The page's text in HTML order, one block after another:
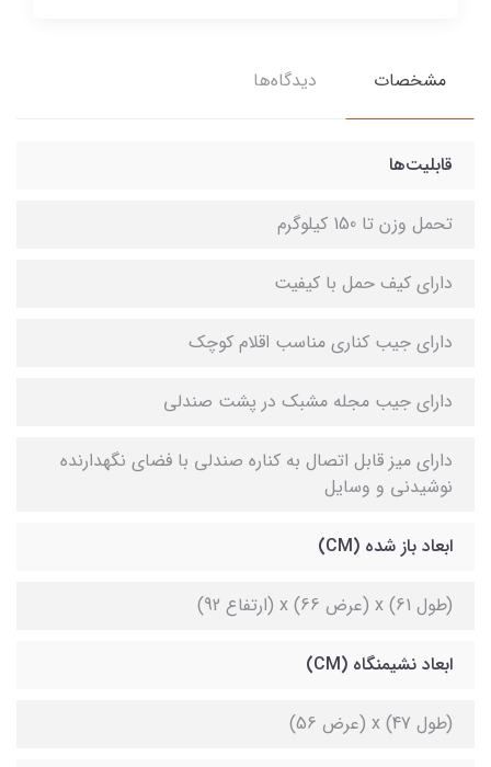
مشخصات دیدگاه‌ها
قابلیت‌ها
تحمل وزن تا 150 کیلوگرم
دارای کیف حمل با کیفیت
دارای جیب کناری مناسب اقلام کوچک
دارای جیب مجله مشبک در پشت صندلی
دارای میز قابل اتصال به کناره صندلی با فضای نگهدارنده
نوشیدنی و وسایل
ابعاد باز شده (CM)
(طول 61) x (عرض 66) x (ارتفاع 92)
ابعاد نشیمنگاه (CM)
(طول 47) x (عرض 56)